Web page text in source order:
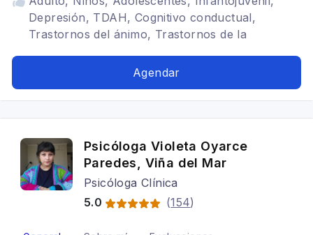
Depresión, TDAH, Cognitivo conductual,
Trastornos del ánimo, Trastornos de la
Agendar
Psicóloga Violeta Oyarce
Paredes, Viña del Mar
Psicóloga Clínica
5.0
(154)